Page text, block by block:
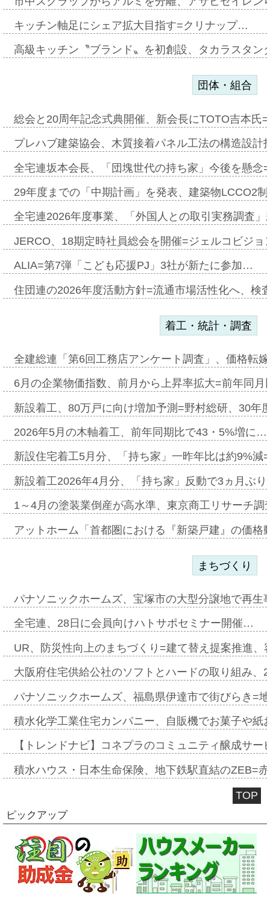
キッチン軸足にシェア拡大目指す=クリナップ…
高級キッチン〝ブランド〟を初創設、タカラスタ
団体・組合
総会と20周年記念式典開催、新会長にTOTO吉本氏
プレハブ建築協会、木質接着パネル工法の構造設
全宅連坂本会長、「団塊世代の持ち家」今後を懸
29年度までの「中期計画」を発表、建築物LCCO2
全宅連2026年度事業、「外国人との取引実務調査
JERCO、18期定時社員総会を開催=ジェルコビジ
ALIA=第7弾「こども応援PJ」3社が新たに参加…
住団連の2026年度活動方針=流通市場活性化へ、検
着工・統計・調査
全建総連「第6回工務店アンケート調査」、価格転
6月の企業物価指数、前月から上昇率拡大=前年同
新設着工、80万戸に向け増加予測=野村総研、30年
2026年5月の木軸着工、前年同期比で43・5%増に…
新設住宅着工5月分、「持ち家」一昨年比は約9%
新設着工2026年4月分、「持ち家」反動で3ヵ月ぶ
1～4月の塗装業倒産が高水準、東京商工リサーチ
アットホーム「首都圏における『新築戸建』の価
まちづくり
パナソニックホームズ、宝塚市の大型分譲地で再
全宅連、28日に会員向けハトサポセミナー開催…
UR、防災性向上のまちづくり=建て替え提案推進
大阪府住宅供給公社のソフトとハードの取り組み
パナソニックホームズ、福島県伊達市で街びらき=
積水化学工業住宅カンパニー、自販機でお菓子や
【トレンドナビ】コネプラのコミュニティ醸成サ
積水ハウス・日本生命保険、地下鉄駅直結のZEB=
TOP
ピックアップ